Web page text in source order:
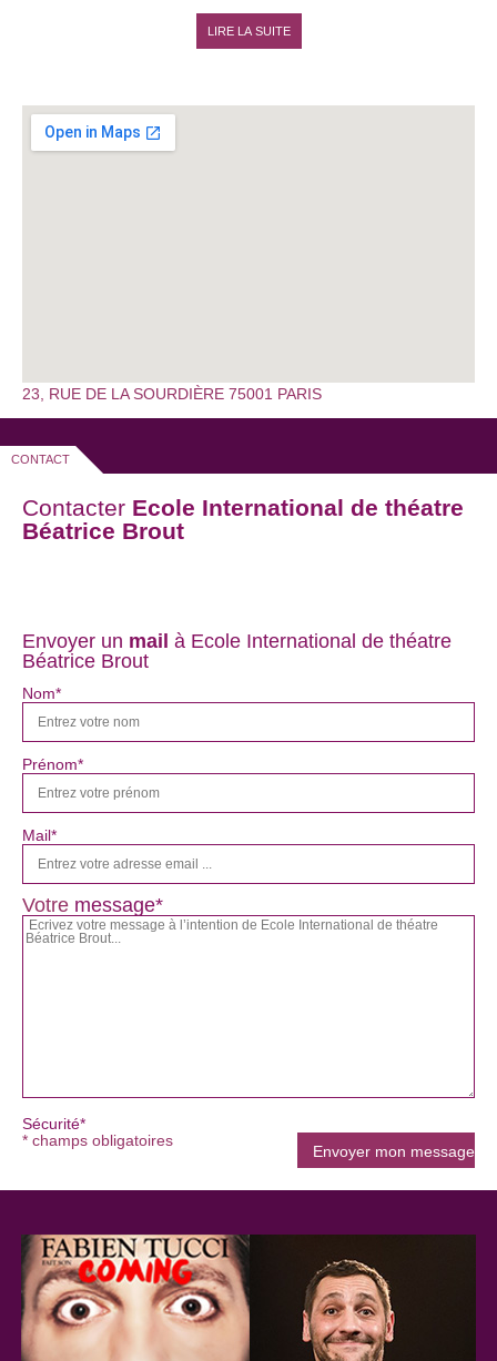
LIRE LA SUITE
23, RUE DE LA SOURDIÈRE 75001 PARIS
CONTACT
Contacter Ecole International de théatre
Béatrice Brout
Envoyer un mail à Ecole International de théatre
Béatrice Brout
Nom*
Prénom*
Mail*
Votre message*
Sécurité*
* champs obligatoires